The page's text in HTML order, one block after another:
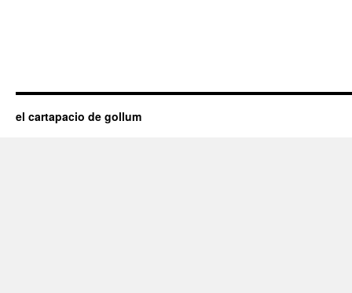
el cartapacio de gollum